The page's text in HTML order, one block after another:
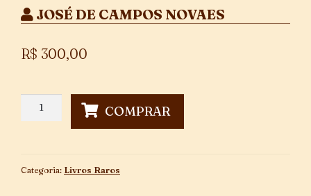
JOSÉ DE CAMPOS NOVAES
R$ 300,00
Chaldeanas
quantidade
COMPRAR
Categoria: Livros Raros